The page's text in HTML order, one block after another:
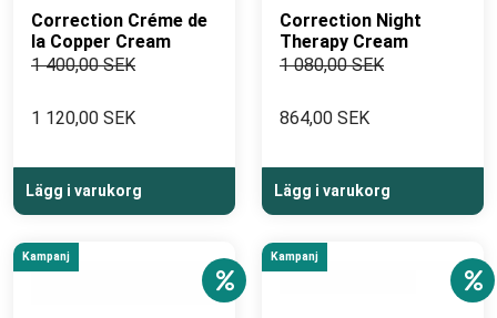
Correction Créme de
la Copper Cream
1 400,00 SEK
1 120,00 SEK
Lägg i varukorg
Correction Night
Therapy Cream
1 080,00 SEK
864,00 SEK
Lägg i varukorg
Kampanj Kampanj